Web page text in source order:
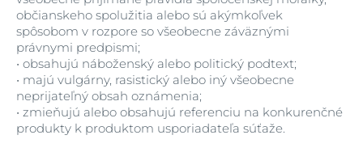
občianskeho spolužitia alebo sú akýmkoľvek
spôsobom v rozpore so všeobecne záväznými
právnymi predpismi;
• obsahujú náboženský alebo politický podtext;
• majú vulgárny, rasistický alebo iný všeobecne
neprijateľný obsah oznámenia;
• zmieňujú alebo obsahujú referenciu na konkurenčné
produkty k produktom usporiadateľa súťaže.